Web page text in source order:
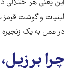
این یعنی هر
لبنیات و گوشت قرمز
در عمل به یک
چرا